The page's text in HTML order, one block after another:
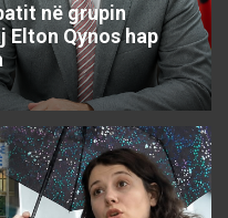
në grupin
Qynos hap